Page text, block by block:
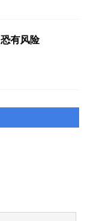
有风险